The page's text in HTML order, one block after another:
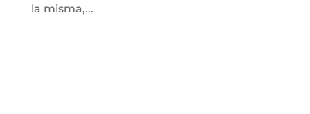
la misma,...